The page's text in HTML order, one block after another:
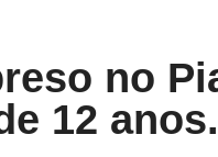
no
12 anos.